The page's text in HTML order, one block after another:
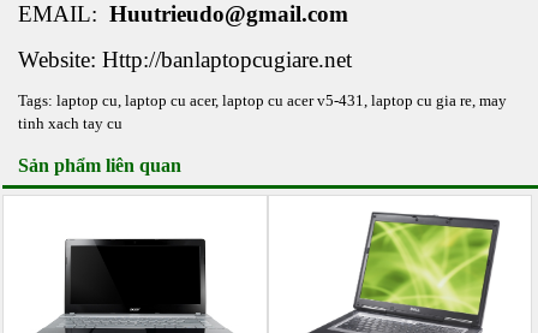
EMAIL: Huutrieudo@gmail.com
Website: Http://banlaptopcugiare.net
Tags: laptop cu, laptop cu acer, laptop cu acer v5-431, laptop cu gia re, may
tinh xach tay cu
Sản phẩm liên quan